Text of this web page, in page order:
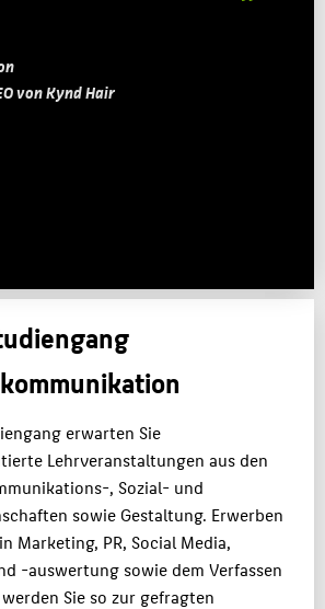
von Kynd Hair
erwarten Sie
Lehrveranstaltungen aus den
, Sozial- und
sowie Gestaltung. Erwerben
Marketing, PR, Social Media,
-auswertung sowie dem Verfassen
Sie so zur gefragten